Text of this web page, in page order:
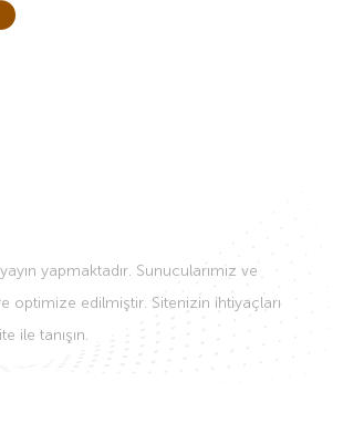
yapmaktadır. Sunucularımız ve
optimize edilmiştir. Sitenizin ihtiyaçları
ile tanışın.